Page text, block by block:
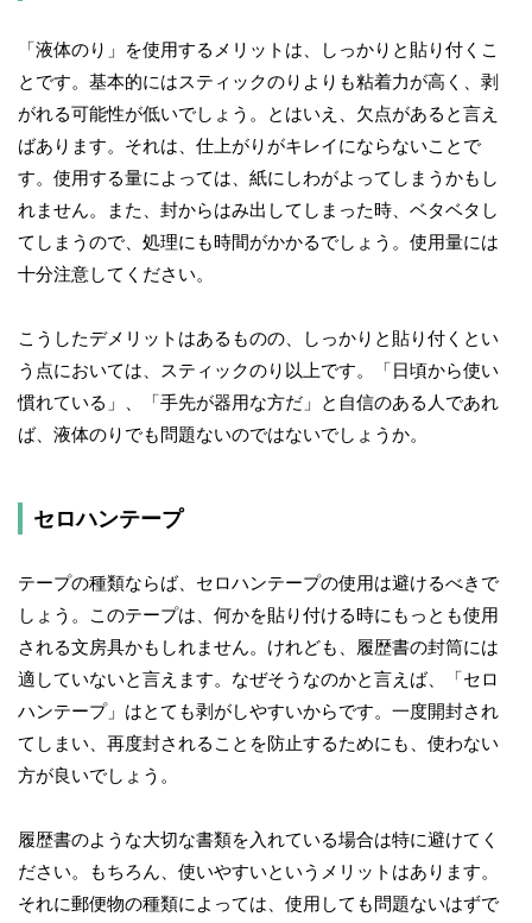
「液体のり」を使用するメリットは、しっかりと貼り付くこ
とです。基本的にはスティックのりよりも粘着力が高く、剥
がれる可能性が低いでしょう。とはいえ、欠点があると言え
ばあります。それは、仕上がりがキレイにならないことで
す。使用する量によっては、紙にしわがよってしまうかもし
れません。また、封からはみ出してしまった時、ベタベタし
てしまうので、処理にも時間がかかるでしょう。使用量には
十分注意してください。
こうしたデメリットはあるものの、しっかりと貼り付くとい
う点においては、スティックのり以上です。「日頃から使い
慣れている」、「手先が器用な方だ」と自信のある人であれ
ば、液体のりでも問題ないのではないでしょうか。
セロハンテープ
テープの種類ならば、セロハンテープの使用は避けるべきで
しょう。このテープは、何かを貼り付ける時にもっとも使用
される文房具かもしれません。けれども、履歴書の封筒には
適していないと言えます。なぜそうなのかと言えば、「セロ
ハンテープ」はとても剥がしやすいからです。一度開封され
てしまい、再度封されることを防止するためにも、使わない
方が良いでしょう。
履歴書のような大切な書類を入れている場合は特に避けてく
ださい。もちろん、使いやすいというメリットはあります。
それに郵便物の種類によっては、使用しても問題ないはずで